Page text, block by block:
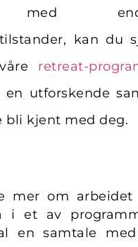
med
kan du
retreat-
en utforskende
bli kjent med deg.
mer om arbeidet
i et av
en samtale